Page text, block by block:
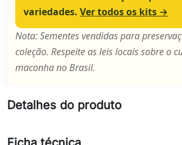
variedades. Ver todos os kits →
Nota: Sementes vendidas para
coleção. Respeite as leis locais sobre o
maconha no Brasil.
Detalhes do produto